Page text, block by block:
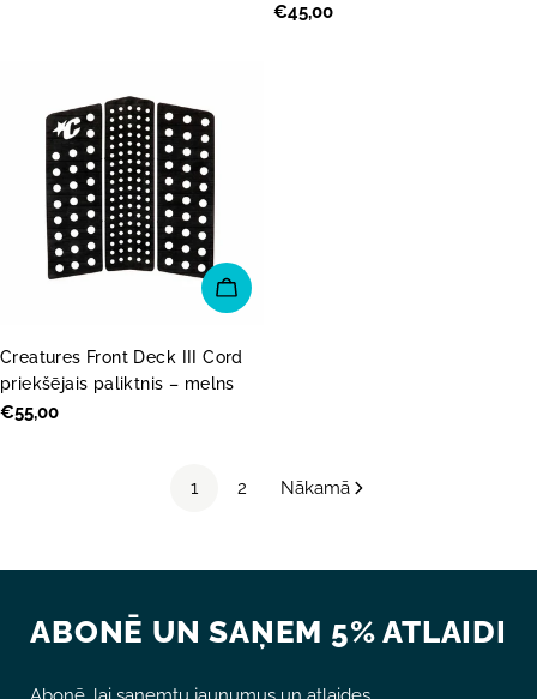
Parastā
€45,00
PIEVIENOT GROZAM
Creatures Front Deck III Cord
priekšējais paliktnis – melns
Parastā
€55,00
1 2 Nākamā
ABONĒ UN SAŅEM 5% ATLAIDI